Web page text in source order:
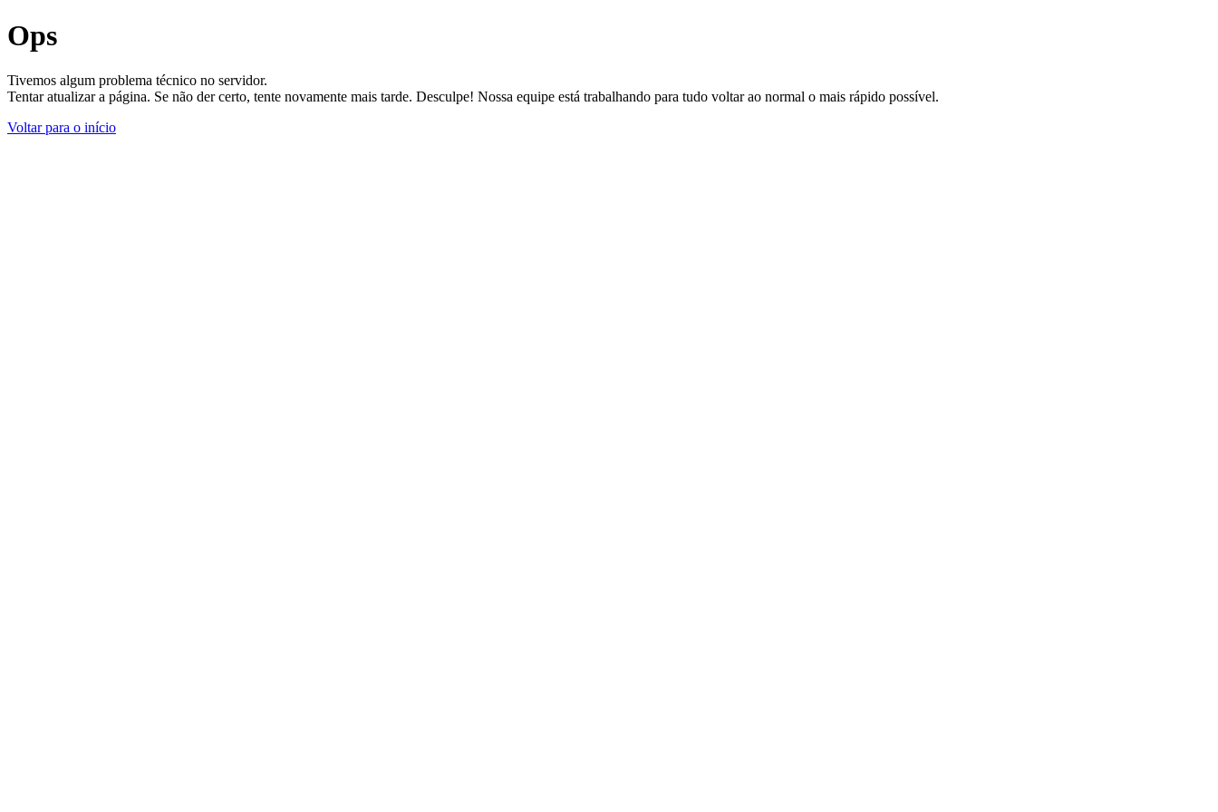
Ops
Tivemos algum problema técnico no servidor.
Tentar atualizar a página. Se não der certo, tente novamente mais tarde. Desculpe! Nossa equipe está trabalhando para tudo voltar ao normal o mais rápido possível.
Voltar para o início